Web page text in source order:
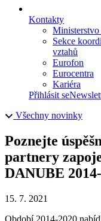
Kontakty
Sekce
vztahů
Eurofon
Eurocentra
Kariéra
Přihlásit se
Všechny novinky
Poznejte
partnery
DANUBE
15. 7. 2021
Období 2014-2020